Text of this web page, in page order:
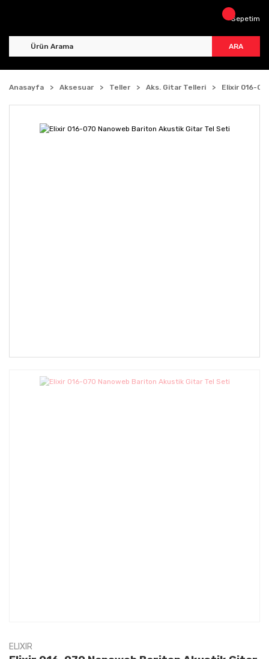
ARA
Sepetim
Anasayfa Aksesuar Teller Aks. Gitar Telleri Elixir 016-
ELIXIR